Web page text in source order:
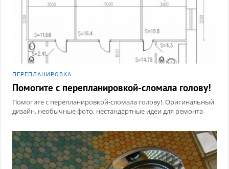
ПЕРЕПЛАНИРОВКА
Помогите с перепланировкой-сломала голову!
Помогите с перепланировкой-сломала голову!. Оригинальный
дизайн, необычные фото, нестандартные идеи для ремонта